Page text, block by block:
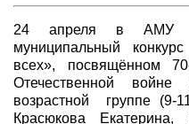
24 апреля в АМУ
муниципальный
всех», посвящённом
Отечественной
возрастной группе (9-
Красюкова